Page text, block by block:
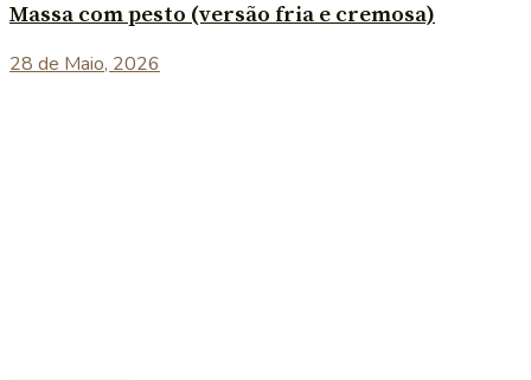
Massa com pesto (versão fria e cremosa)
28 de Maio, 2026